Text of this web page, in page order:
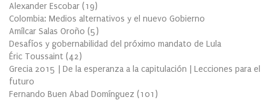
Alexander Escobar (19)
Colombia: Medios alternativos y el nuevo Gobierno
Amílcar Salas Oroño (5)
Desafíos y gobernabilidad del próximo mandato de Lula
Éric Toussaint (42)
Grecia 2015 | De la esperanza a la capitulación | Lecciones para el
futuro
Fernando Buen Abad Domínguez (101 )